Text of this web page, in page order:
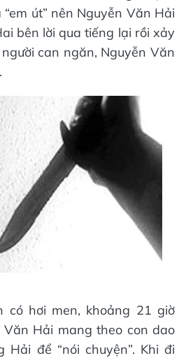
út” nên Nguyễn Văn Hải
bên lời qua tiếng lại rồi xảy
can ngăn, Nguyễn Văn
có hơi men, khoảng 21 giờ
Văn Hải mang theo con dao
Hải để “nói chuyện”. Khi đi